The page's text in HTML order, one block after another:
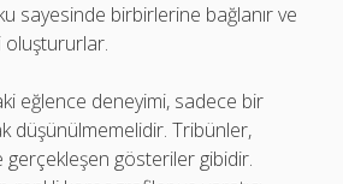
sayesinde birbirlerine bağlanır ve
oluştururlar.
eğlence deneyimi, sadece bir
düşünülmemelidir. Tribünler,
gösteriler gibidir.